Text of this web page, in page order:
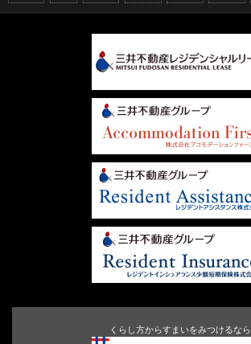
くらし方からすまいをみつけるなら